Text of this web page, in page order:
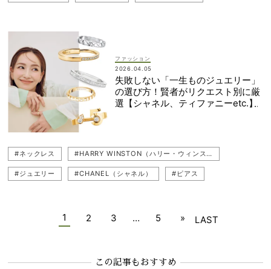
#Cartier（カルティエ）
#カラーストーン #地金ジュエリー
ファッション
2026.04.05
失敗しない「一生ものジュエリー」
の選び方！賢者がリクエスト別に厳
選【シャネル、ティファニーetc.】
#ネックレス #HARRY WINSTON（ハリー・ウィンストン）
#ジュエリー #CHANEL（シャネル） #ピアス
#SWAROVSKI‎（スワロフスキー） #地金ジュエリー
1 2 3 … 5 » LAST
この記事もおすすめ